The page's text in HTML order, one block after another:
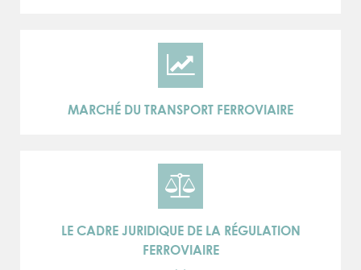
MARCHÉ DU TRANSPORT FERROVIAIRE
LE CADRE JURIDIQUE DE LA RÉGULATION
FERROVIAIRE